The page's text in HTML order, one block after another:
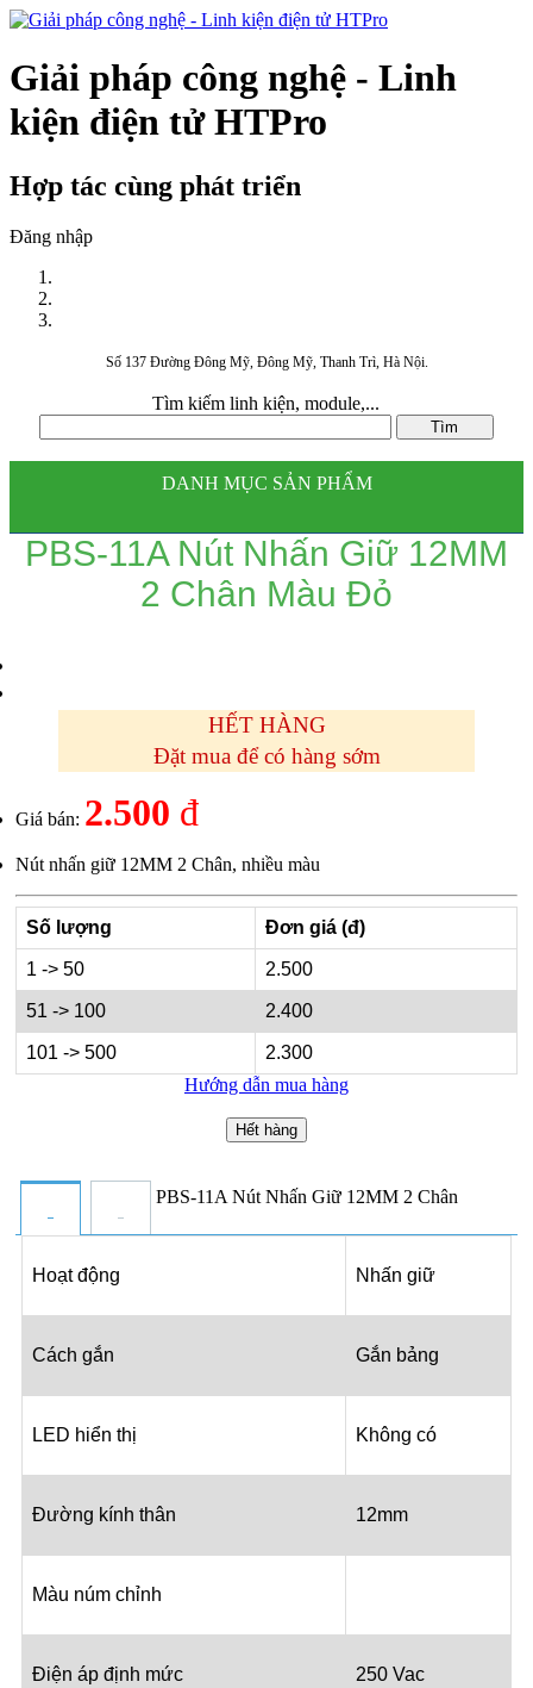
Giải pháp công nghệ - Linh
kiện điện tử HTPro
Hợp tác cùng phát triển
Đăng nhập
Số 137 Đường Đông Mỹ, Đông Mỹ, Thanh Trì, Hà Nội.
Tìm kiếm linh kiện, module,...
DANH MỤC SẢN PHẨM
PBS-11A Nút Nhấn Giữ 12MM
2 Chân Màu Đỏ
HẾT HÀNG
Đặt mua để có hàng sớm
Giá bán: 2.500 đ
Nút nhấn giữ 12MM 2 Chân, nhiều màu
Số lượng Đơn giá (đ)
1 -> 50 2.500
51 -> 100 2.400
101 -> 500
2.300
Hướng dẫn mua hàng
Hết hàng
PBS-11A Nút Nhấn Giữ 12MM 2 Chân
Hoạt động Nhấn giữ
Cách gắn Gắn bảng
LED hiển thị Không có
Đường kính thân 12mm
Màu núm chỉnh
Điện áp định mức 250 Vac